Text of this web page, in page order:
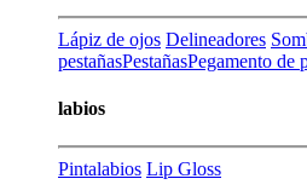
Lápiz de ojos Delineadores
pestañasPestañasPegamento de
labios
Pintalabios Lip Gloss